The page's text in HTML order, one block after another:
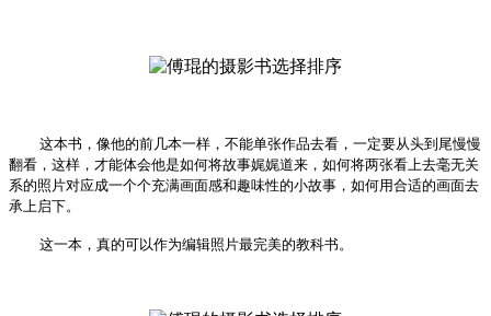
这本书，像他的前几本一样，不能单张作品去看，一定要从头到尾慢慢
翻看，这样，才能体会他是如何将故事娓娓道来，如何将两张看上去毫无关
系的照片对应成一个个充满画面感和趣味性的小故事，如何用合适的画面去
承上启下。
这一本，真的可以作为编辑照片最完美的教科书。